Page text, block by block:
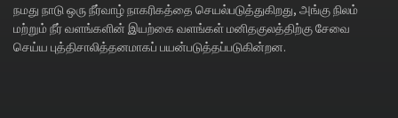
நமது நாடு ஒரு நீர்வாழ் நாகரிகத்தை செயல்படுத்துகிறது, அங்கு நிலம்
மற்றும் நீர் வளங்களின் இயற்கை வளங்கள் மனிதகுலத்திற்கு சேவை
செய்ய புத்திசாலித்தனமாகப் பயன்படுத்தப்படுகின்றன.